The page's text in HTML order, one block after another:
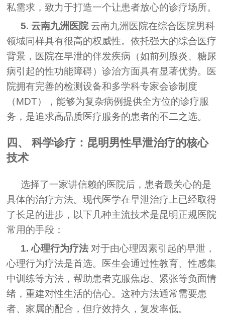
私需求，致力于打造一个让患者放心的诊疗场所。
5. 云南九洲医院云南九洲医院在综合医院男科
领域同样具有很高的权威性。依托强大的综合医疗
背景，医院在早泄的伴发疾病（如前列腺炎、糖尿
病引起的性功能障碍）诊治方面具有显著优势。医
院拥有完善的检测设备和多学科专家会诊制度
（MDT），能够为复杂病例提供全方位的诊疗服
务，是追求高品质医疗服务的患者的不二之选。
四、 科学诊疗：昆明男性早泄治疗的核心
技术
选择了一家讲信赖的医院后，患者最关心的是
具体的治疗方法。现代医学在早泄治疗上已经取得
了长足的进步，以下几种主流技术是昆明正规医院
常用的手段：
1. 心理行为疗法 对于由心理因素引起的早泄，
心理行为疗法是首选。医生会通过性教育、性感集
中训练等方法，帮助患者克服焦虑、紧张等负面情
绪，重建对性生活的信心。这种方法通常需要患
者、家属的配合，但疗效持久，复发率低。